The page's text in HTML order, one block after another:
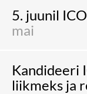
5. juunil
mai
Kandideeri
liikmeks ja